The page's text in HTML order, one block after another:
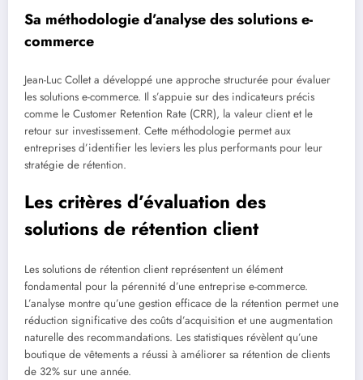
Sa méthodologie d’analyse des solutions e-
commerce
Jean-Luc Collet a développé une approche structurée pour évaluer
les solutions e-commerce. Il s’appuie sur des indicateurs précis
comme le Customer Retention Rate (CRR), la valeur client et le
retour sur investissement. Cette méthodologie permet aux
entreprises d’identifier les leviers les plus performants pour leur
stratégie de rétention.
Les critères d’évaluation des
solutions de rétention client
Les solutions de rétention client représentent un élément
fondamental pour la pérennité d’une entreprise e-commerce.
L’analyse montre qu’une gestion efficace de la rétention permet une
réduction significative des coûts d’acquisition et une augmentation
naturelle des recommandations. Les statistiques révèlent qu’une
boutique de vêtements a réussi à améliorer sa rétention de clients
de 32% sur une année.